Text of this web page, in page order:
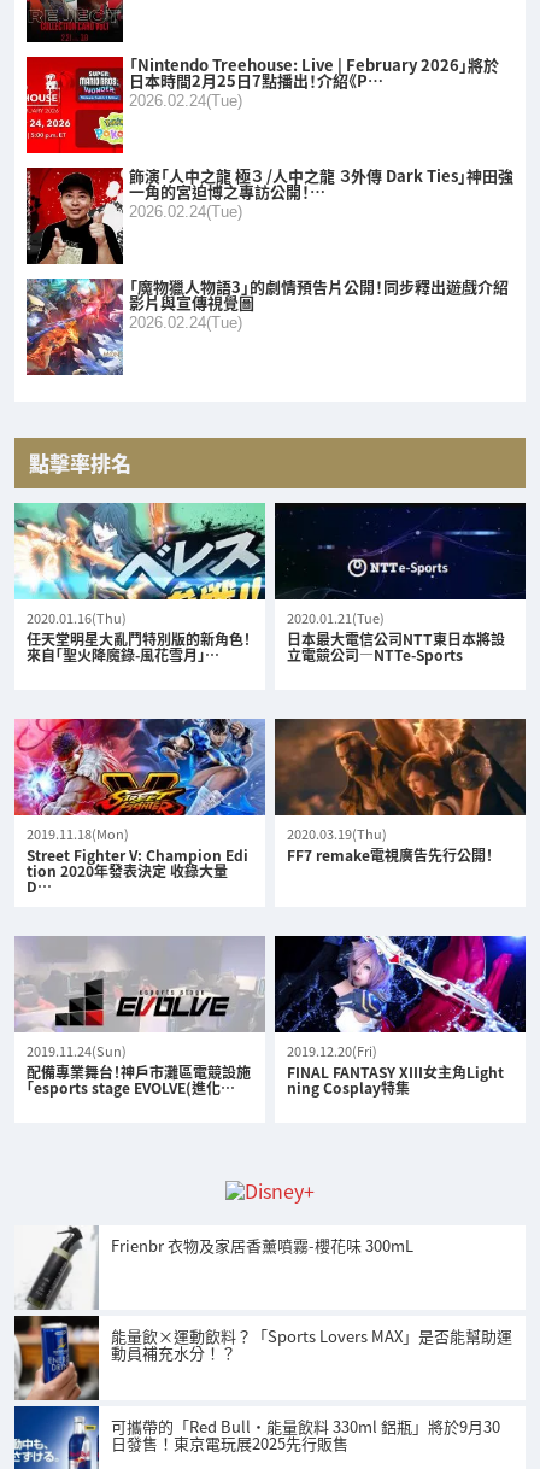
「Nintendo Treehouse: Live | February 2026」將於
日本時間2月25日7點播出！介紹《P…
2026.02.24(Tue)
飾演「人中之龍 極３ /人中之龍 ３外傳 Dark Ties」神田強
一角的宮迫博之專訪公開！…
2026.02.24(Tue)
「魔物獵人物語3」的劇情預告片公開！同步釋出遊戲介紹
影片與宣傳視覺圖
2026.02.24(Tue)
點擊率排名
2020.01.16(Thu)
任天堂明星大亂鬥特別版的新角色！
來自「聖火降魔錄-風花雪月」…
2020.01.21(Tue)
日本最大電信公司NTT東日本將設
立電競公司—NTTe-Sports
2019.11.18(Mon)
Street Fighter V: Champion Edi
tion 2020年發表決定 收錄大量
D…
2020.03.19(Thu)
FF7 remake電視廣告先行公開！
2019.11.24(Sun)
配備專業舞台！神戶市灘區電競設施
「esports stage EVOLVE(進化…
2019.12.20(Fri)
FINAL FANTASY XIII女主角Light
ning Cosplay特集
Frienbr 衣物及家居香薰噴霧-櫻花味 300mL
能量飲×運動飲料？「Sports Lovers MAX」是否能幫助運
動員補充水分！？
可攜帶的「Red Bull・能量飲料 330ml 鋁瓶」將於9月30
日發售！東京電玩展2025先行販售